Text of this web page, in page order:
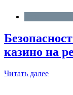
казино на
Читать далее